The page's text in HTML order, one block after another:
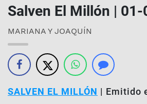
Salven El Millón |
MARIANA Y JOAQUÍN
SALVEN EL MILLÓN | Emitido